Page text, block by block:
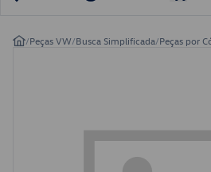
/Peças VW/Busca Simplificada/Peças por